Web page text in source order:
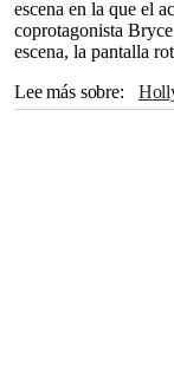
escena en la que el
coprotagonista
escena, la pantalla
Lee más sobre